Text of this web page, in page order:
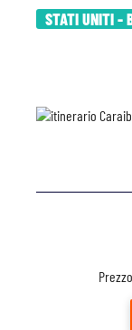
STATI UNITI -